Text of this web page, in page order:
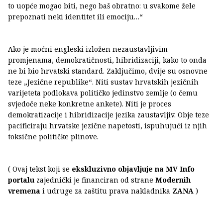
to uopće mogao biti, nego baš obratno: u svakome žele
prepoznati neki identitet ili emociju…“
Ako je moćni engleski izložen nezaustavljivim
promjenama, demokratičnosti, hibridizaciji, kako to onda
ne bi bio hrvatski standard. Zaključimo, dvije su osnovne
teze „Jezične republike“. Niti sustav hrvatskih jezičnih
varijeteta podlokava političko jedinstvo zemlje (o čemu
svjedoče neke konkretne ankete). Niti je proces
demokratizacije i hibridizacije jezika zaustavljiv. Obje teze
pacificiraju hrvatske jezične napetosti, ispuhujući iz njih
toksične političke plinove.
( Ovaj tekst koji se ekskluzivno objavljuje na MV Info
portalu zajednički je financiran od strane Modernih
vremena i udruge za zaštitu prava nakladnika ZANA )